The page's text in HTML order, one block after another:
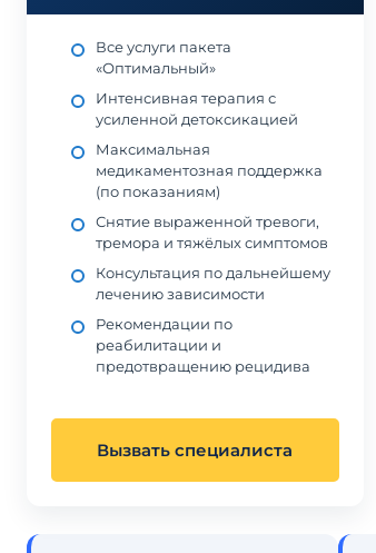
и предложил понятный план лечения. Всё
лечения я впервые за долгое время
почувствовал ясную голову и уверенность,
что могу жить трезво. Благодарен клинике за
Алексей Морозов
и нас
Все услуги пакета
«Оптимальный»
Интенсивная терапия с
усиленной детоксикацией
Максимальная
медикаментозная поддержка
(по показаниям)
Снятие выраженной тревоги,
тремора и тяжёлых симптомов
Консультация по дальнейшему
лечению зависимости
Рекомендации по
реабилитации и
предотвращению рецидива
Вызвать специалиста